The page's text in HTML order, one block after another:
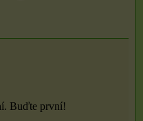
Buďte první!